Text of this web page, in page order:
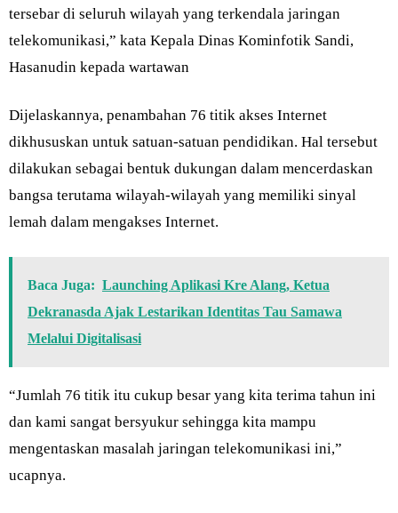
tersebar di seluruh wilayah yang terkendala jaringan
telekomunikasi,” kata Kepala Dinas Kominfotik Sandi,
Hasanudin kepada wartawan
Dijelaskannya, penambahan 76 titik akses Internet
dikhususkan untuk satuan-satuan pendidikan. Hal tersebut
dilakukan sebagai bentuk dukungan dalam mencerdaskan
bangsa terutama wilayah-wilayah yang memiliki sinyal
lemah dalam mengakses Internet.
Baca Juga: Launching Aplikasi Kre Alang, Ketua
Dekranasda Ajak Lestarikan Identitas Tau Samawa
Melalui Digitalisasi
“Jumlah 76 titik itu cukup besar yang kita terima tahun ini
dan kami sangat bersyukur sehingga kita mampu
mengentaskan masalah jaringan telekomunikasi ini,”
ucapnya.